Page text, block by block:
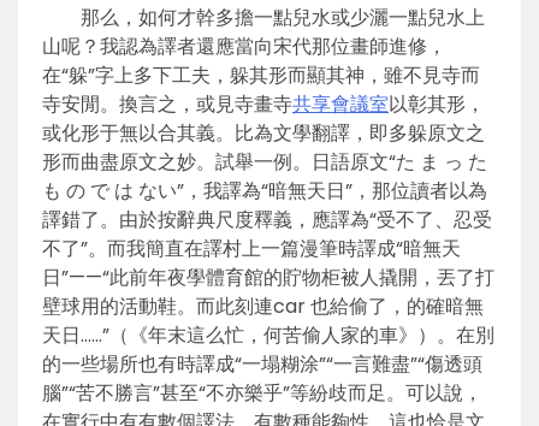
那么，如何才幹多擔一點兒水或少灑一點兒水上
山呢？我認為譯者還應當向宋代那位畫師進修，
在“躲”字上多下工夫，躲其形而顯其神，雖不見寺而
寺安閒。換言之，或見寺畫寺共享會議室以彰其形，
或化形于無以合其義。比為文學翻譯，即多躲原文之
形而曲盡原文之妙。試舉一例。日語原文“た ま っ た
も の で は ない”，我譯為“暗無天日”，那位讀者以為
譯錯了。由於按辭典尺度釋義，應譯為“受不了、忍受
不了”。而我簡直在譯村上一篇漫筆時譯成“暗無天
日”——“此前年夜學體育館的貯物柜被人撬開，丟了打
壁球用的活動鞋。而此刻連car 也給偷了，的確暗無
天日……”（《年末這么忙，何苦偷人家的車》）。在別
的一些場所也有時譯成“一塌糊涂”“一言難盡”“傷透頭
腦”“苦不勝言”甚至“不亦樂乎”等紛歧而足。可以說，